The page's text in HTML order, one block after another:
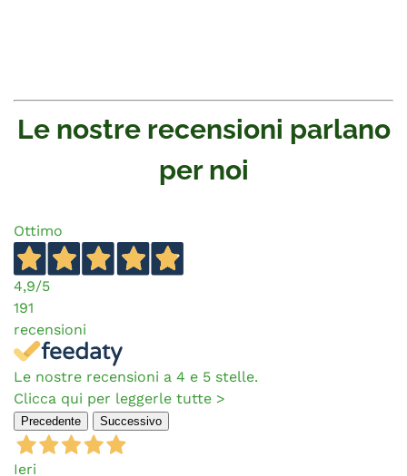
Le nostre recensioni parlano
per noi
Ottimo
4,9/5
191
recensioni
Le nostre recensioni a 4 e 5 stelle.
Clicca qui per leggerle tutte >
Precedente Successivo
Ieri